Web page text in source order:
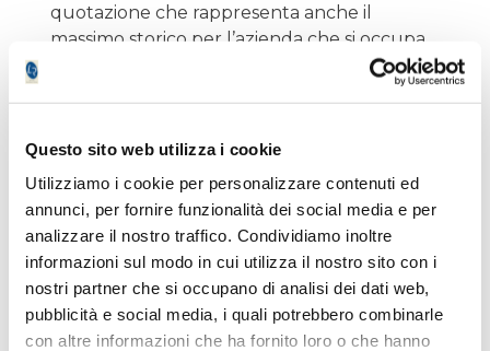
Questo sito web utilizza i cookie
Utilizziamo i cookie per personalizzare contenuti ed
annunci, per fornire funzionalità dei social media e per
analizzare il nostro traffico. Condividiamo inoltre
informazioni sul modo in cui utilizza il nostro sito con i
nostri partner che si occupano di analisi dei dati web,
pubblicità e social media, i quali potrebbero combinarle
con altre informazioni che ha fornito loro o che hanno
quotazione che rappresenta anche il
massimo storico per l’azienda che si occupa
di produzione di cavi per applicazioni nel
proprio quella quotazione rappresenta una
portato in area 157, non riuscendo a spingersi
oltre. Al momento, dopo una correzione,
Prysmian resta non troppo distante
da quell’area, quindi non è da escludere un
nuovo tentativo di superamento della
resistenza.